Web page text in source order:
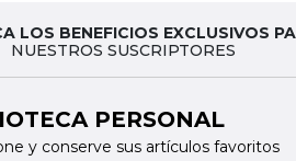
LOS BENEFICIOS EXCLUSIVOS
NUESTROS SUSCRIPTORES
PERSONAL
y conserve sus artículos favoritos